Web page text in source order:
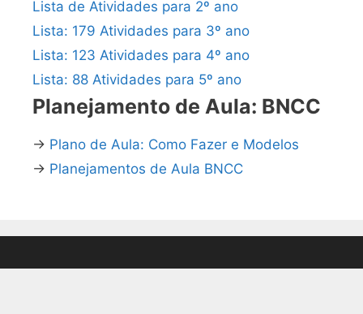
Lista de Atividades para 2º ano
Lista: 179 Atividades para 3º ano
Lista: 123 Atividades para 4º ano
Lista: 88 Atividades para 5º ano
Planejamento de Aula: BNCC
→ Plano de Aula: Como Fazer e Modelos
→ Planejamentos de Aula BNCC